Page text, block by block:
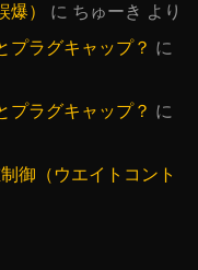
）
に ちゅーき より
プラグキャップ？ に
プラグキャップ？ に
御（ウエイトコント